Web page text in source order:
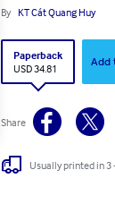
By KT Cát Quang Huy
Paperback
USD 34.81
Add
Share
Usually printed in 3